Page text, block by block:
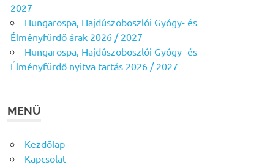
2027
Hungarospa, Hajdúszoboszlói Gyógy- és
Élményfürdő árak 2026 / 2027
Hungarospa, Hajdúszoboszlói Gyógy- és
Élményfürdő nyitva tartás 2026 / 2027
MENÜ
Kezdőlap
Kapcsolat